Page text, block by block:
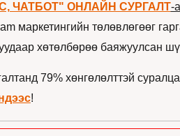
ЧАТБОТ" ОНЛАЙН СУРГАЛТ-
маркетингийн төлөвлөгөөг
хөтөлбөрөө баяжуулсан
79% хөнгөлөлттэй
!